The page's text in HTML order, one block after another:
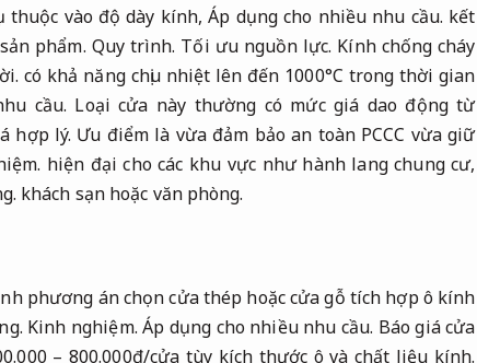
thuộc vào độ dày kính,Áp dụng cho nhiều nhu cầu. kết
phẩm. Quy trình. Tối ưu nguồn lực. Kính chống cháy
có khả năng chịu nhiệt lên đến 1000°C trong thời gian
cầu. Loại cửa này thường có mức giá dao động từ
hợp lý. Ưu điểm là vừa đảm bảo an toàn PCCC vừa giữ
hiện đại cho các khu vực như hành lang chung cư,
khách sạn hoặc văn phòng.
phương án chọn cửa thép hoặc cửa gỗ tích hợp ô kính
Kinh nghiệm. Áp dụng cho nhiều nhu cầu. Báo giá cửa
– 800.000đ/cửa tùy kích thước ô và chất liệu kính.